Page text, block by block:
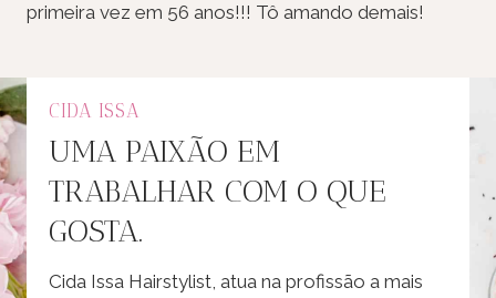
primeira vez em 56 anos!!! Tô amando demais!
CIDA ISSA
UMA PAIXÃO EM
TRABALHAR COM O QUE
GOSTA.
Cida Issa Hairstylist, atua na profissão a mais